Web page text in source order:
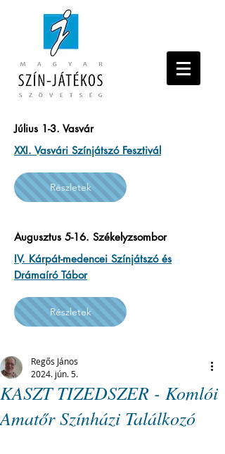
Július 1-3. Vasvár
XXI. Vasvári Színjátszó Fesztivál
Részletek
Augusztus 5-16. Székelyzsombor
IV. Kárpát-medencei Színjátszó és
Drámaíró Tábor
Részletek
KASZT TIZEDSZER - Komlói
Amatőr Színházi Találkozó
Regős János
2024. jún. 5.